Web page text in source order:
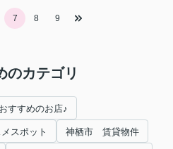
7 8 9
のカテゴリ
すすめのお店♪
スポット 神栖市 賃貸物件